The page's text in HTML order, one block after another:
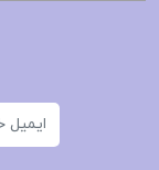
دانلود کتاب
کتاب